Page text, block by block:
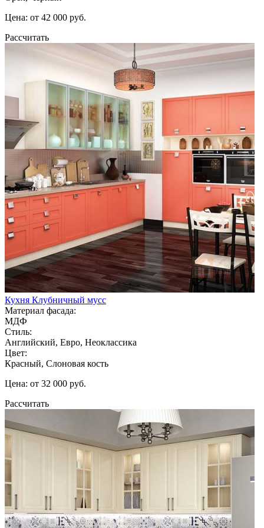
Цена: от 42 000 руб.
Рассчитать
Кухня Клубничный мусс
Материал фасада:
МДФ
Стиль:
Английский, Евро, Неоклассика
Цвет:
Красный, Слоновая кость
Цена: от 32 000 руб.
Рассчитать